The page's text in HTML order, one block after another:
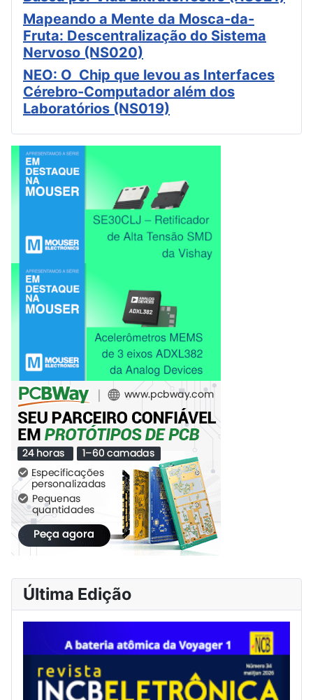
Mapeando a Mente da Mosca-da-
Fruta: Descentralização do Sistema
Nervoso (NS020)
NEO: O Chip que levou as Interfaces
Cérebro-Computador além dos
Laboratórios (NS019)
Última Edição